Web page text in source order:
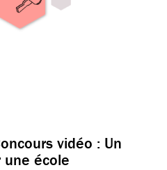
vidéo : Un
une école